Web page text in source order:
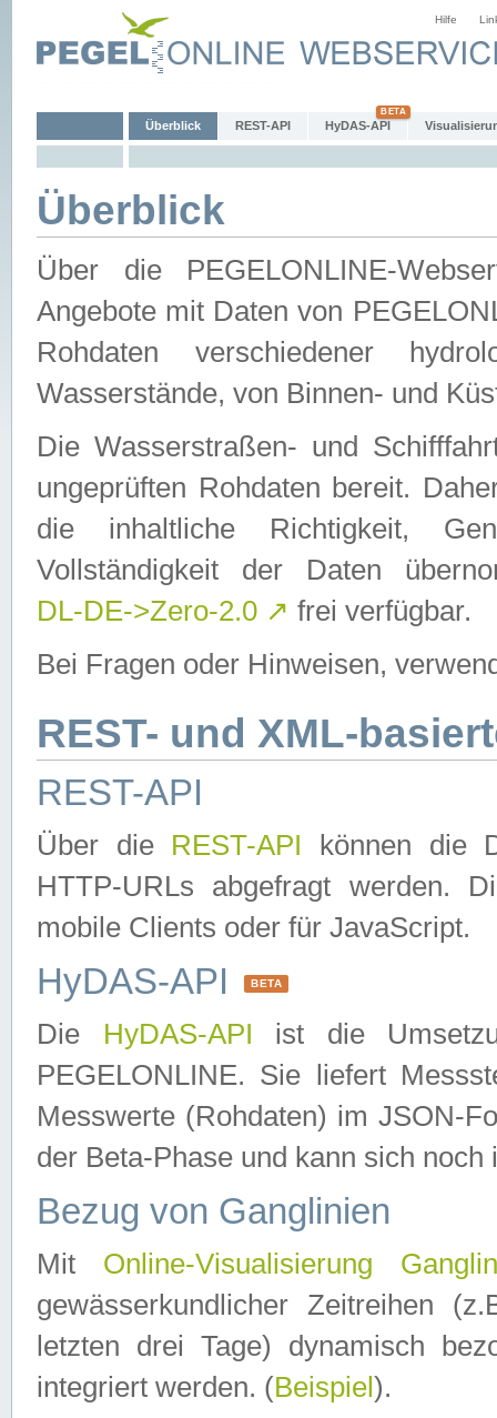
Hilfe
Überblick REST-API HyDAS-API
Überblick
Über die PEGELONLINE-
Angebote mit Daten von
Rohdaten verschiedener
Wasserstände, von Binnen- und
Die Wasserstraßen- und
ungeprüften Rohdaten bereit.
die inhaltliche Richtigkeit,
Vollständigkeit der Daten
DL-DE->Zero-2.0 ↗ frei verfügbar.
Bei Fragen oder Hinweisen,
REST- und XML-
REST-API
Über die REST-API können die
HTTP-URLs abgefragt werden.
mobile Clients oder für JavaScript.
HyDAS-API BETA
Die HyDAS-API ist die
PEGELONLINE. Sie liefert
Messwerte (Rohdaten) im JSON-
der Beta-Phase und kann sich noch
Bezug von Ganglinien
Mit Online-Visualisierung
gewässerkundlicher Zeitreihen
letzten drei Tage) dynamisch
integriert werden. (Beispiel ).